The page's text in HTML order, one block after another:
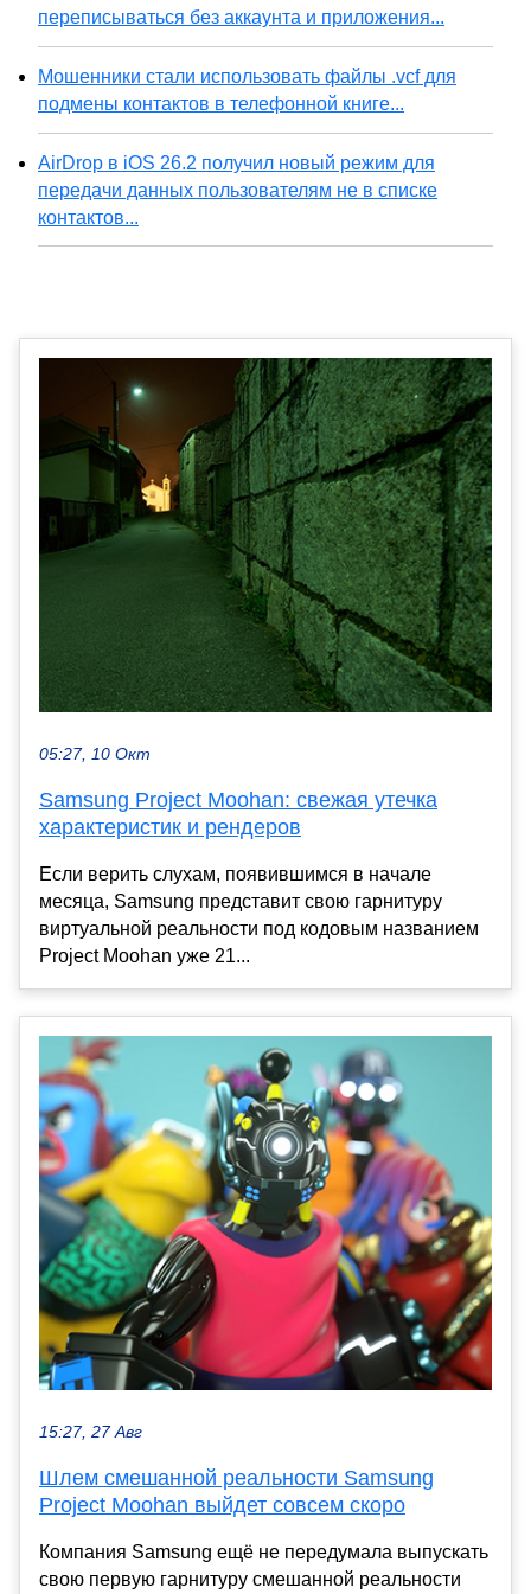
переписываться без аккаунта и приложения...
Мошенники стали использовать файлы .vcf для
подмены контактов в телефонной книге...
AirDrop в iOS 26.2 получил новый режим для
передачи данных пользователям не в списке
контактов...
05:27, 10 Окт
Samsung Project Moohan: свежая утечка
характеристик и рендеров
Если верить слухам, появившимся в начале
месяца, Samsung представит свою гарнитуру
виртуальной реальности под кодовым названием
Project Moohan уже 21...
15:27, 27 Авг
Шлем смешанной реальности Samsung
Project Moohan выйдет совсем скоро
Компания Samsung ещё не передумала выпускать
свою первую гарнитуру смешанной реальности